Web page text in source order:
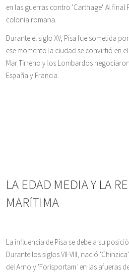
en las guerras contro 'Carthage'. Al final
colonia romana.
Durante el siglo XV, Pisa fue sometida
ese momento la ciudad se convirtió en
Mar Tirreno y los Lombardos
España y Francia.
LA EDAD MEDIA Y LA
MARíTIMA
La influencia de Pisa se debe a su
Durante los siglos VII-VIII, nació
del Arno y 'Forisportam' en las afueras